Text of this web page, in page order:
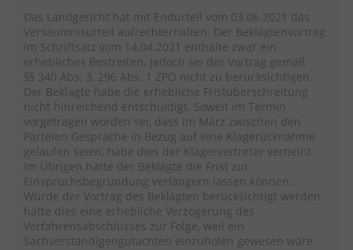
Das Landgericht hat mit Endurteil vom 03.06.2021 das
Versäumnisurteil aufrechterhalten. Der Beklagtenvortrag
im Schriftsatz vom 14.04.2021 enthalte zwar ein
erhebliches Bestreiten. Jedoch sei der Vortrag gemäß
§§ 340 Abs. 3, 296 Abs. 1 ZPO nicht zu berücksichtigen.
Der Beklagte habe die erhebliche Fristüberschreitung
nicht hinreichend entschuldigt. Soweit im Termin
vorgetragen worden sei, dass im März zwischen den
Parteien Gespräche in Bezug auf eine Klagerücknahme
gelaufen seien, habe dies der Klägervertreter verneint.
Im Übrigen hätte der Beklagte die Frist zur
Einspruchsbegründung verlängern lassen können.
Würde der Vortrag des Beklagten berücksichtigt werden,
hätte dies eine erhebliche Verzögerung des
Verfahrensabschlusses zur Folge, weil ein
Sachverständigengutachten einzuholen gewesen wäre.